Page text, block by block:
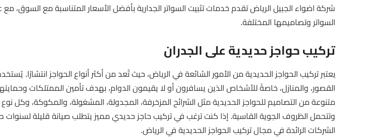
شركة اضواء الجبيل الرياض تقدم خدمات تثبيت السواتر الجدارية بأفضل الأسعار المتناسبة مع
السواتر وتصاميمها المختلفة.
تركيب حواجز حديدية على الجدران
يعتبر تركيب الحواجز الحديدية من الأمور الشائعة في الرياض، حيث تُعد من أكثر أنواع الحواجز انتشارًا.
القصور، والمنازل، خاصةً للأشخاص الذين يسافرون أو لا يقيمون الدوام، بهدف تأمين الممتلكات
متنوعة من التصاميم للحواجز الحديدية مثل الشرائح المزخرفة، المجدولة، المشغولة، والمكوكة،
وتتحمل الظروف الجوية القاسية. إذا كنت ترغب في تركيب حاجز حديدي مميز يتطلب صيانة قليلة
الشركات الرائدة في مجال تركيب الحواجز الحديدية في الرياض.